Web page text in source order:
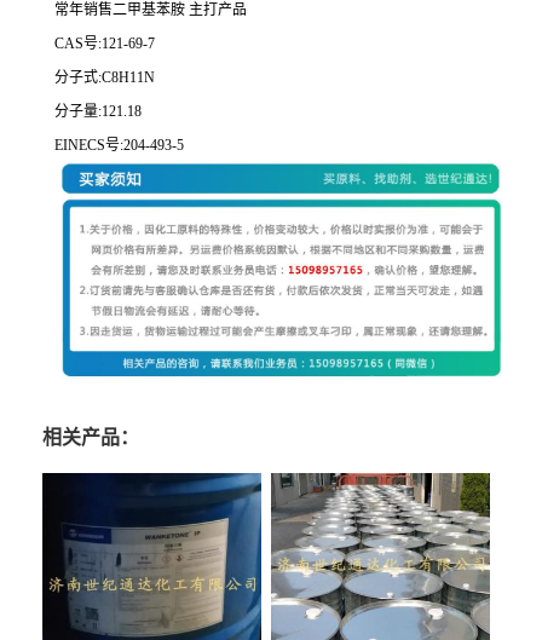
常年销售二甲基苯胺 主打产品
CAS号:121-69-7
分子式:C8H11N
分子量:121.18
EINECS号:204-493-5
相关产品：